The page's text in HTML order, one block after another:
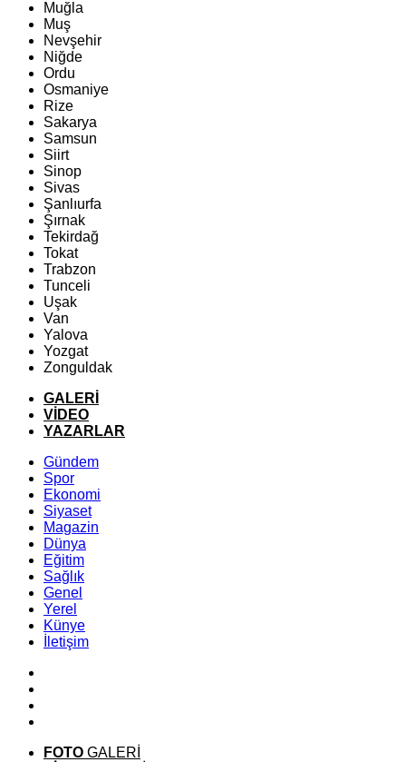
Muğla
Muş
Nevşehir
Niğde
Ordu
Osmaniye
Rize
Sakarya
Samsun
Siirt
Sinop
Sivas
Şanlıurfa
Şırnak
Tekirdağ
Tokat
Trabzon
Tunceli
Uşak
Van
Yalova
Yozgat
Zonguldak
GALERİ
VİDEO
YAZARLAR
Gündem
Spor
Ekonomi
Siyaset
Magazin
Dünya
Eğitim
Sağlık
Genel
Yerel
Künye
İletişim
FOTO GALERİ